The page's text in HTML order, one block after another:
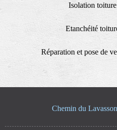
Isolation
Etanchéité
Réparation et pose de
Chemin du